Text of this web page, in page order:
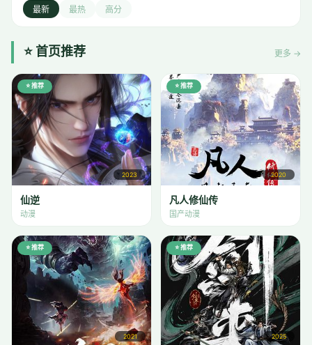
最新 最热 高分
⭐ 首页推荐 更多 →
⭐ 推荐
2023
仙逆
动漫
⭐ 推荐
2020
凡人修仙传
国产动漫
⭐ 推荐
2021
⭐ 推荐
2025